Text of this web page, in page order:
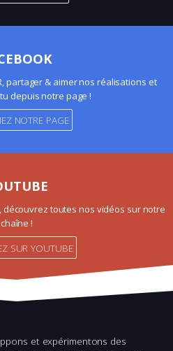
partager & aimer nos réalisations et
depuis notre page !
NOTRE PAGE
toutes nos vidéos sur notre
chaîne !
SUR YOUTUBE
et expérimentons des